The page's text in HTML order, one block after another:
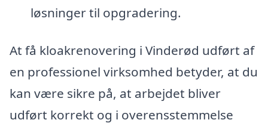
løsninger til opgradering.
At få kloakrenovering i Vinderød udført af
en professionel virksomhed betyder, at du
kan være sikre på, at arbejdet bliver
udført korrekt og i overensstemmelse